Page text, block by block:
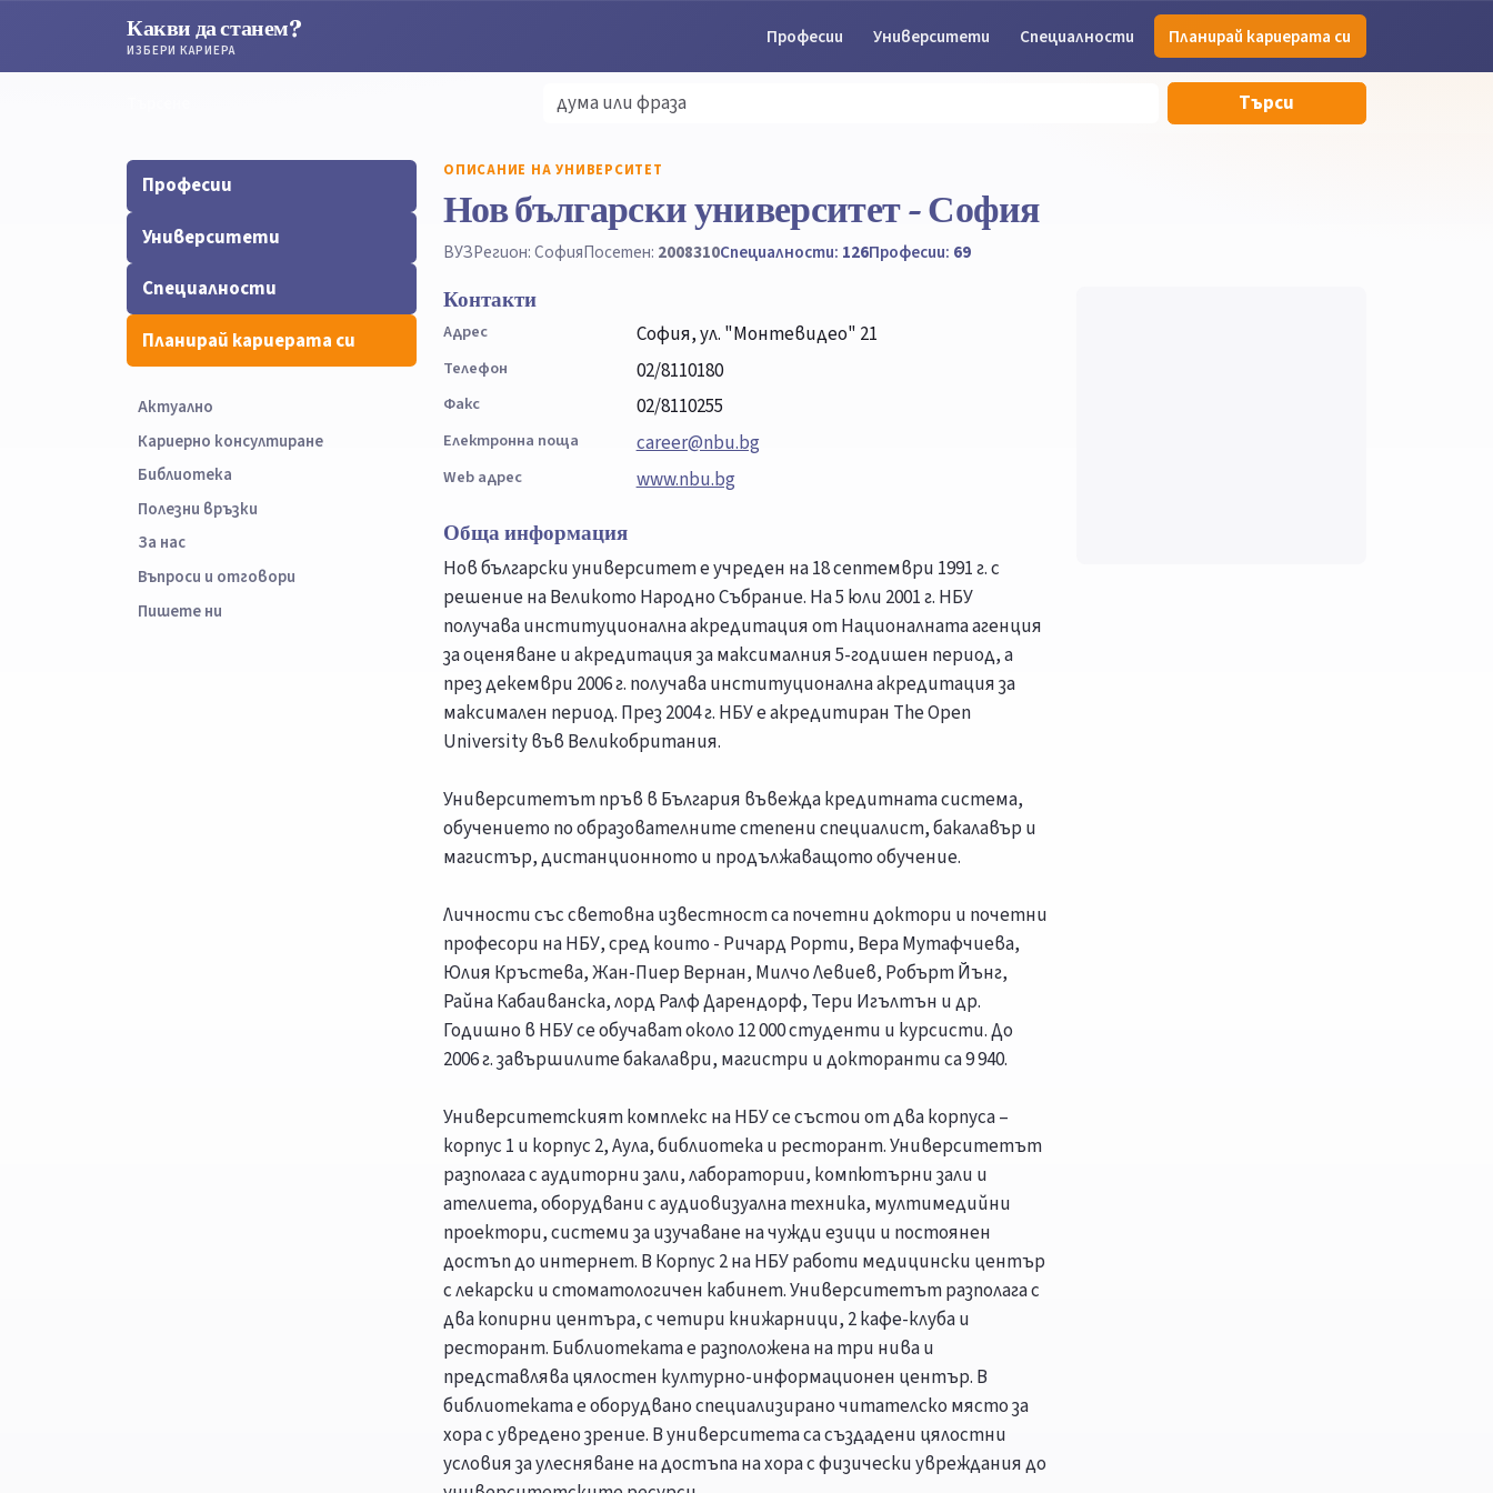
Какви да станем?
ИЗБЕРИ КАРИЕРА
Професии Университети Специалности Планирай кариерата си
Търси
Професии
Университети
Специалности
Планирай кариерата си
Актуално
Кариерно консултиране
Библиотека
Полезни връзки
За нас
Въпроси и отговори
Пишете ни
ОПИСАНИЕ НА УНИВЕРСИТЕТ
Нов български университет - София
ВУЗРегион: СофияПосетен: 2008310Специалности: 126Професии: 69
Контакти
Адрес София, ул. "Монтевидео" 21
Телефон 02/8110180
Факс 02/8110255
Електронна поща career@nbu.bg
Web адрес
www.nbu.bg
Обща информация
Нов български университет е учреден на 18 септември 1991 г. с
решение на Великото Народно Събрание. На 5 юли 2001 г. НБУ
получава институционална акредитация от Националната агенция
за оценяване и акредитация за максималния 5-годишен период, а
през декември 2006 г. получава институционална акредитация за
максимален период. През 2004 г. НБУ е акредитиран The Open
University във Великобритания.
Университетът пръв в България въвежда кредитната система,
обучението по образователните степени специалист, бакалавър и
магистър, дистанционното и продължаващото обучение.
Личности със световна известност са почетни доктори и почетни
професори на НБУ, сред които - Ричард Рорти, Вера Мутафчиева,
Юлия Кръстева, Жан-Пиер Вернан, Милчо Левиев, Робърт Йънг,
Райна Кабаиванска, лорд Ралф Дарендорф, Тери Игълтън и др.
Годишно в НБУ се обучават около 12 000 студенти и курсисти. До
2006 г. завършилите бакалаври, магистри и докторанти са 9 940.
Университетският комплекс на НБУ се състои от два корпуса –
корпус 1 и корпус 2, Аула, библиотека и ресторант. Университетът
разполага с аудиторни зали, лаборатории, компютърни зали и
ателиета, оборудвани с аудиовизуална техника, мултимедийни
проектори, системи за изучаване на чужди езици и постоянен
достъп до интернет. В Корпус 2 на НБУ работи медицински център
с лекарски и стоматологичен кабинет. Университетът разполага с
два копирни центъра, с четири книжарници, 2 кафе-клуба и
ресторант. Библиотеката е разположена на три нива и
представлява цялостен културно-информационен център. В
библиотеката е оборудвано специализирано читателско място за
хора с увредено зрение. В университета са създадени цялостни
условия за улесняване на достъпа на хора с физически увреждания до